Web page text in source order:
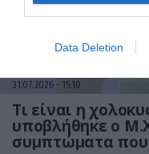
Data Deletion
31.07.2026 15:10
Τι είναι η
υποβλήθηκε ο
συμπτώματα που